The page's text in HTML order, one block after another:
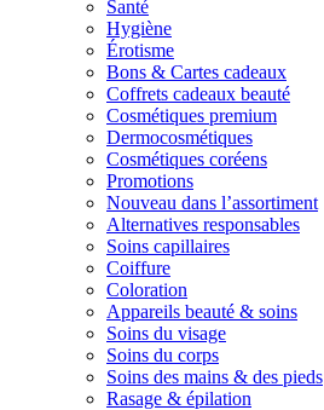
Santé
Hygiène
Érotisme
Bons & Cartes cadeaux
Coffrets cadeaux beauté
Cosmétiques premium
Dermocosmétiques
Cosmétiques coréens
Promotions
Nouveau dans l’assortiment
Alternatives responsables
Soins capillaires
Coiffure
Coloration
Appareils beauté & soins
Soins du visage
Soins du corps
Soins des mains & des pieds
Rasage & épilation